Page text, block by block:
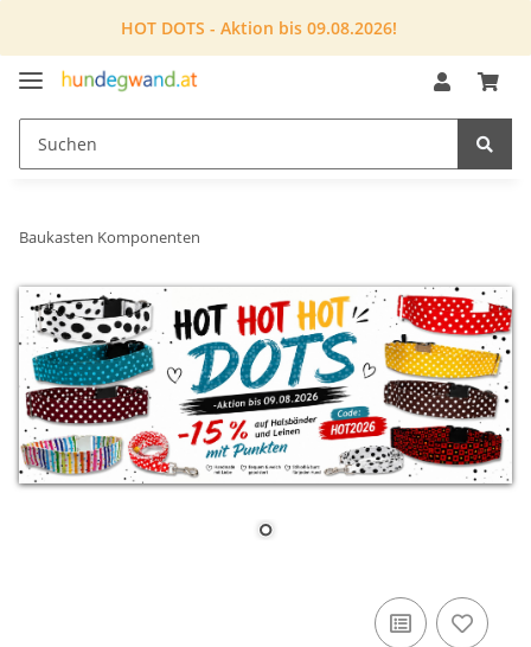
HOT DOTS - Aktion bis 09.08.2026!
Baukasten Komponenten